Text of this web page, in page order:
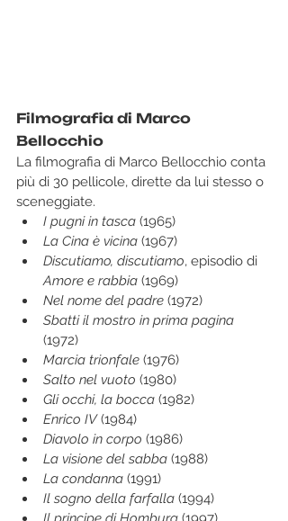
Filmografia di Marco
Bellocchio
La filmografia di Marco Bellocchio conta
più di 30 pellicole, dirette da lui stesso o
sceneggiate.
I pugni in tasca (1965)
La Cina è vicina (1967)
Discutiamo, discutiamo, episodio di
Amore e rabbia (1969)
Nel nome del padre (1972)
Sbatti il mostro in prima pagina
(1972)
Marcia trionfale (1976)
Salto nel vuoto (1980)
Gli occhi, la bocca (1982)
Enrico IV (1984)
Diavolo in corpo (1986)
La visione del sabba (1988)
La condanna (1991)
Il sogno della farfalla (1994)